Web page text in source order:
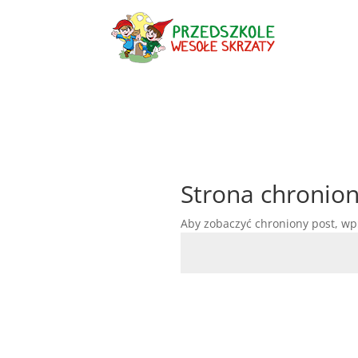
Strona
Aby zobaczyć chroniony post,